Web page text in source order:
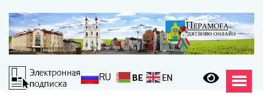
RU BE EN